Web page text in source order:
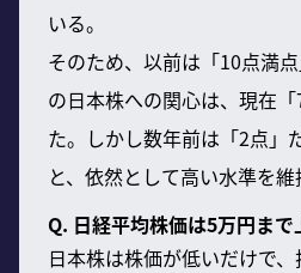
いる。
そのため、以前は「10点満
の日本株への関心は、現在
た。しかし数年前は「2点」
と、依然として高い水準を維
Q. 日経平均株価は5万円まで
日本株は株価が低いだけで